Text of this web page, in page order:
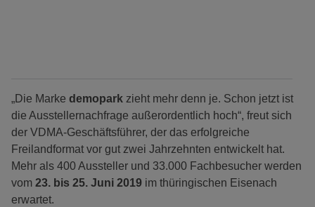
„Die Marke demopark zieht mehr denn je. Schon jetzt ist
die Ausstellernachfrage außerordentlich hoch“, freut sich
der VDMA-Geschäftsführer, der das erfolgreiche
Freilandformat vor gut zwei Jahrzehnten entwickelt hat.
Mehr als 400 Aussteller und 33.000 Fachbesucher werden
vom 23. bis 25. Juni 2019 im thüringischen Eisenach
erwartet.